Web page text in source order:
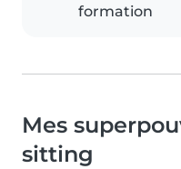
formation
Mes
sitting